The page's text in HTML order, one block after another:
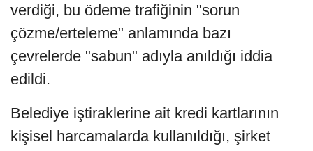
verdiği, bu ödeme trafiğinin "sorun
çözme/erteleme" anlamında bazı
çevrelerde "sabun" adıyla anıldığı iddia
edildi.
Belediye iştiraklerine ait kredi kartlarının
kişisel harcamalarda kullanıldığı, şirket